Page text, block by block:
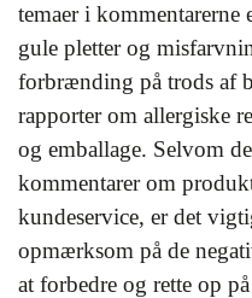
temaer i kommentarerne
gule pletter og
forbrænding på trods af
rapporter om allergiske
og emballage. Selvom
kommentarer om
kundeservice, er det
opmærksom på de
at forbedre og rette op